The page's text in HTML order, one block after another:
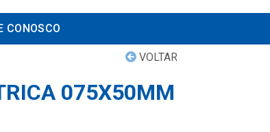
CONOSCO
VOLTAR
075X50MM